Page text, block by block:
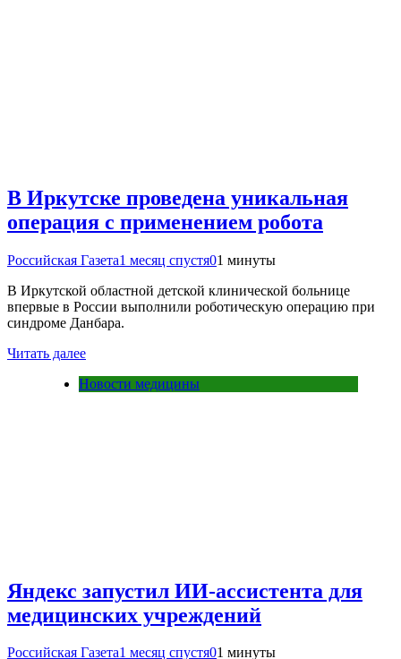
В Иркутске проведена уникальная
операция с применением робота
Российская Газета1 месяц спустя01 минуты
В Иркутской областной детской клинической больнице
впервые в России выполнили роботическую операцию при
синдроме Данбара.
Читать далее
Новости медицины
Яндекс запустил ИИ-ассистента для
медицинских учреждений
Российская Газета1 месяц спустя01 минуты